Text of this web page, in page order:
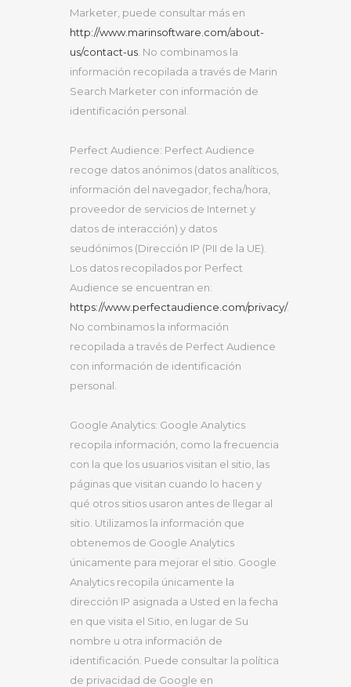
Marketer, puede consultar más en
http://www.marinsoftware.com/about-
us/contact-us . No combinamos la
información recopilada a través de Marin
Search Marketer con información de
identificación personal.
Perfect Audience: Perfect Audience
recoge datos anónimos (datos analíticos,
información del navegador, fecha/hora,
proveedor de servicios de Internet y
datos de interacción) y datos
seudónimos (Dirección IP (PII de la UE).
Los datos recopilados por Perfect
Audience se encuentran en:
https://www.perfectaudience.com/privacy/.
No combinamos la información
recopilada a través de Perfect Audience
con información de identificación
personal.
Google Analytics: Google Analytics
recopila información, como la frecuencia
con la que los usuarios visitan el sitio, las
páginas que visitan cuando lo hacen y
qué otros sitios usaron antes de llegar al
sitio. Utilizamos la información que
obtenemos de Google Analytics
únicamente para mejorar el sitio. Google
Analytics recopila únicamente la
dirección IP asignada a Usted en la fecha
en que visita el Sitio, en lugar de Su
nombre u otra información de
identificación. Puede consultar la política
de privacidad de Google en